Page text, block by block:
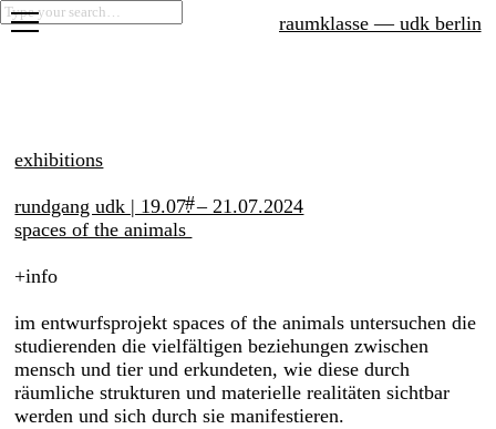
graduation
#
raumklasse — udk berlin
exhibitions
rundgang udk | 19.07. – 21.07.2024
spaces of the animals
info
im entwurfsprojekt spaces of the animals untersuchen die
studierenden die vielfältigen beziehungen zwischen
mensch und tier und erkundeten, wie diese durch
räumliche strukturen und materielle realitäten sichtbar
werden und sich durch sie manifestieren.